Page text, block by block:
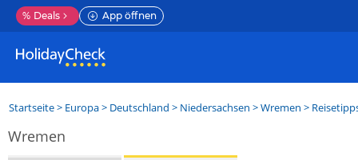
% Deals App öffnen
Startseite> Europa> Deutschland > Niedersachsen >Wremen >
Wremen